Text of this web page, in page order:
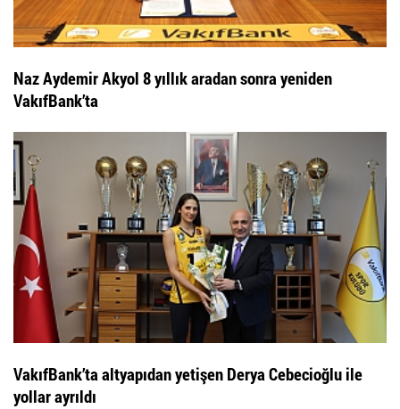
Naz Aydemir Akyol 8 yıllık aradan sonra yeniden
VakıfBank’ta
VakıfBank’ta altyapıdan yetişen Derya Cebecioğlu ile
yollar ayrıldı